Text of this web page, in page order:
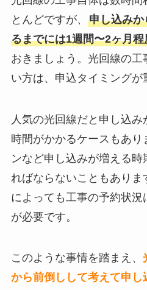
とんどですが、 申し込み
るまでには1週間〜2ヶ月程
おきましょう。光回線の工
い方は、申込タイミングが
人気の光回線だと申し込
時間がかかるケースもあ
ンなど申し込みが増える
ればならないこともあり
によっても工事の予約状
が必要です。
このような事情を踏まえ、
から前倒しして考えて申し